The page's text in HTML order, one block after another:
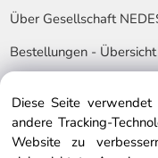
Über Gesellschaft
Bestellungen - Übersicht
Diese Seite verwendet
andere Tracking-
Website zu